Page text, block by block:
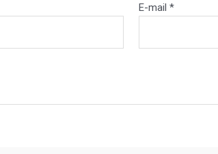
E-mail*